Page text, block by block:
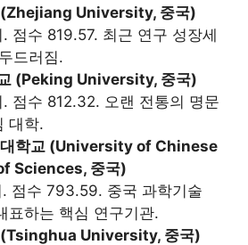
(Zhejiang University, 중국)
점수 819.57. 최근 연구 성장세
드러짐.
(Peking University, 중국)
점수 812.32. 오랜 전통의 명문
대학.
대학교 (University of Chinese
Sciences, 중국)
점수 793.59. 중국 과학기술
표하는 핵심 연구기관.
(Tsinghua University, 중국)